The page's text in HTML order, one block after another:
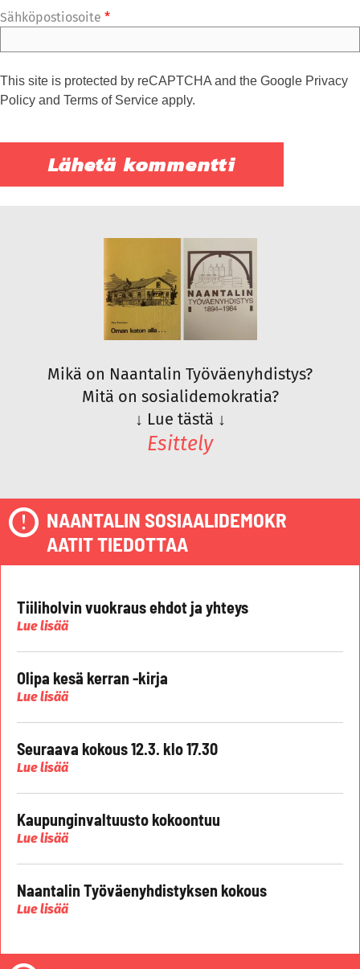
Sähköpostiosoite *
This site is protected by reCAPTCHA and the Google Privacy
Policy and Terms of Service apply.
Mikä on Naantalin Työväenyhdistys?
Mitä on sosialidemokratia?
↓ Lue tästä ↓
Esittely
NAANTALIN SOSIAALIDEMOKR
AATIT TIEDOTTAA
Tiiliholvin vuokraus ehdot ja yhteys
Lue lisää
Olipa kesä kerran -kirja
Lue lisää
Seuraava kokous 12.3. klo 17.30
Lue lisää
Kaupunginvaltuusto kokoontuu
Lue lisää
Naantalin Työväenyhdistyksen kokous
Lue lisää